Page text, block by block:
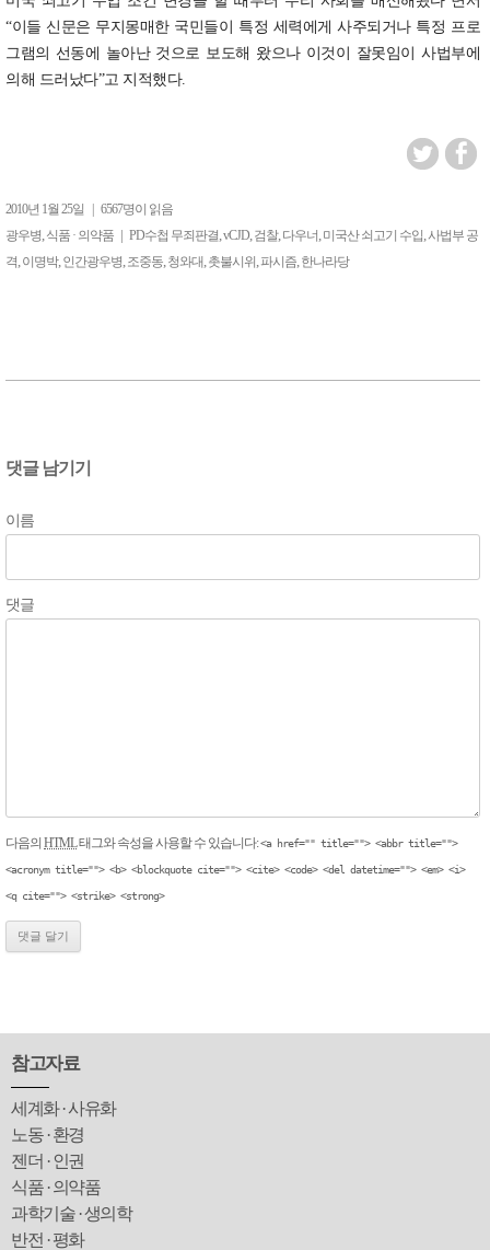
“이들 신문은 무지몽매한 국민들이 특정 세력에게 사주되거나 특정 프로
그램의 선동에 놀아난 것으로 보도해 왔으나 이것이 잘못임이 사법부에
의해 드러났다”고 지적했다.
2010년 1월 25일
6567명이 읽음
광우병,식품 · 의약품 | PD수첩 무죄판결,vCJD,검찰,다우너,미국산 쇠고기 수입,사법부 공
격,이명박,인간광우병,조중동,청와대,촛불시위 ,파시즘,한나라당
댓글 남기기
이름
댓글
다음의 HTML태그와 속성을 사용할 수 있습니다:<a href="" title=""> <abbr title="">
<acronym title=""> <b> <blockquote cite=""> <cite> <code> <del datetime=""> <em> <i>
<q cite=""> <strike> <strong>
참고자료
세계화 · 사유화
노동 · 환경
젠더 · 인권
식품 · 의약품
과학기술 · 생의학
반전 · 평화